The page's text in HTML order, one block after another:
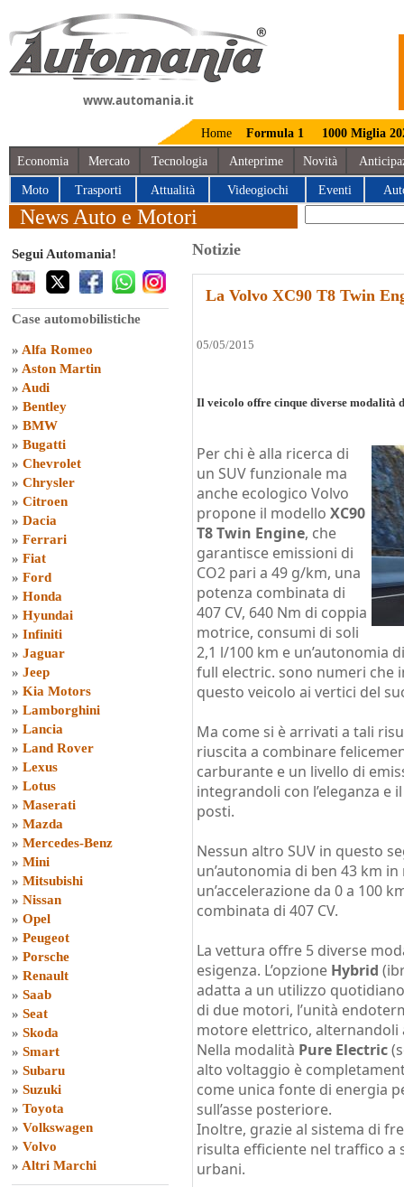
www.automania.it
Home Formula 1 1000 Miglia
Economia Mercato Tecnologia Anteprime Novità
Moto Trasporti Attualità Videogiochi Eventi
News Auto e Motori
Segui Automania!
Case automobilistiche
» Alfa Romeo
» Aston Martin
» Audi
» Bentley
» BMW
» Bugatti
» Chevrolet
» Chrysler
» Citroen
» Dacia
» Ferrari
» Fiat
» Ford
» Honda
» Hyundai
» Infiniti
» Jaguar
» Jeep
» Kia Motors
» Lamborghini
» Lancia
» Land Rover
» Lexus
» Lotus
» Maserati
» Mazda
» Mercedes-Benz
» Mini
» Mitsubishi
» Nissan
» Opel
» Peugeot
» Porsche
» Renault
» Saab
» Seat
» Skoda
» Smart
» Subaru
» Suzuki
» Toyota
» Volkswagen
» Volvo
» Altri Marchi
Notizie
La Volvo XC90 T8 Twin
05/05/2015
Il veicolo offre cinque diverse modalità
Per chi è alla ricerca di
un SUV funzionale ma
anche ecologico Volvo
propone il modello XC90
T8 Twin Engine, che
garantisce emissioni di
CO2 pari a 49 g/km, una
potenza combinata di
407 CV, 640 Nm di coppia
motrice, consumi di soli
2,1 l/100 km e un’autonomia
full electric. sono numeri che
questo veicolo ai vertici del
Ma come si è arrivati a tali
riuscita a combinare
carburante e un livello di
integrandoli con l’eleganza e
posti.
Nessun altro SUV in questo
un’autonomia di ben 43 km
un’accelerazione da 0 a 100
combinata di 407 CV.
La vettura offre 5 diverse
esigenza. L’opzione Hybrid
adatta a un utilizzo
di due motori, l’unità
motore elettrico, alternandoli
Nella modalità Pure Electric
alto voltaggio è
come unica fonte di energia
sull’asse posteriore.
Inoltre, grazie al sistema di
risulta efficiente nel traffico a
urbani.